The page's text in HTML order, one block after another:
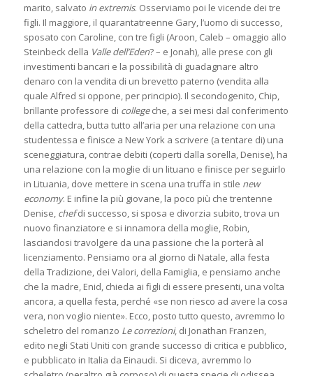
marito, salvato in extremis. Osserviamo poi le vicende dei tre
figli. Il maggiore, il quarantatreenne Gary, l’uomo di successo,
sposato con Caroline, con tre figli (Aroon, Caleb – omaggio allo
Steinbeck della Valle dell’Eden? – e Jonah), alle prese con gli
investimenti bancari e la possibilità di guadagnare altro
denaro con la vendita di un brevetto paterno (vendita alla
quale Alfred si oppone, per principio). Il secondogenito, Chip,
brillante professore di collegeche, a sei mesi dal conferimento
della cattedra, butta tutto all’aria per una relazione con una
studentessa e finisce a New York a scrivere (a tentare di) una
sceneggiatura, contrae debiti (coperti dalla sorella, Denise), ha
una relazione con la moglie di un lituano e finisce per seguirlo
in Lituania, dove mettere in scena una truffa in stile new
economy. E infine la più giovane, la poco più che trentenne
Denise, chefdi successo, si sposa e divorzia subito, trova un
nuovo finanziatore e si innamora della moglie, Robin,
lasciandosi travolgere da una passione che la porterà al
licenziamento. Pensiamo ora al giorno di Natale, alla festa
della Tradizione, dei Valori, della Famiglia, e pensiamo anche
che la madre, Enid, chieda ai figli di essere presenti, una volta
ancora, a quella festa, perché «se non riesco ad avere la cosa
vera, non voglio niente». Ecco, posto tutto questo, avremmo lo
scheletro del romanzo Le correzioni, di Jonathan Franzen,
edito negli Stati Uniti con grande successo di critica e pubblico,
e pubblicato in Italia da Einaudi. Si diceva, avremmo lo